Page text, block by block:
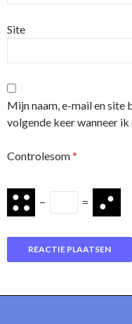
Site
Mijn naam, e-mail en site
volgende keer wanneer
Controlesom*
− =